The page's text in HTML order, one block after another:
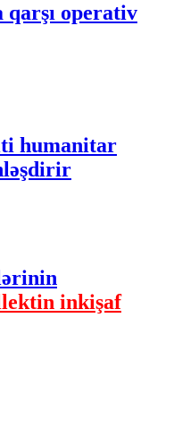
qarşı operativ
humanitar
inkişaf